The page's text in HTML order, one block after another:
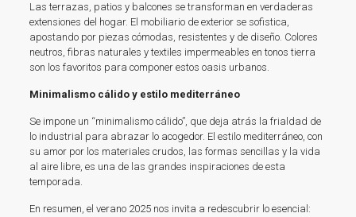
Las terrazas, patios y balcones se transforman en verdaderas
extensiones del hogar. El mobiliario de exterior se sofistica,
apostando por piezas cómodas, resistentes y de diseño. Colores
neutros, fibras naturales y textiles impermeables en tonos tierra
son los favoritos para componer estos oasis urbanos.
Minimalismo cálido y estilo mediterráneo
Se impone un “minimalismo cálido”, que deja atrás la frialdad de
lo industrial para abrazar lo acogedor. El estilo mediterráneo, con
su amor por los materiales crudos, las formas sencillas y la vida
al aire libre, es una de las grandes inspiraciones de esta
temporada.
En resumen, el verano 2025 nos invita a redescubrir lo esencial: